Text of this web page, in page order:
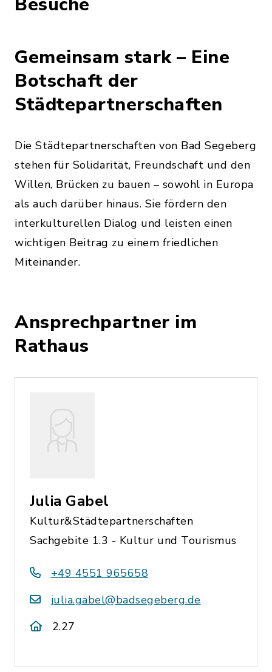
Gemeinsam stark – Eine
Botschaft der
Städtepartnerschaften
Die Städtepartnerschaften von Bad Segeberg
stehen für Solidarität, Freundschaft und den
Willen, Brücken zu bauen – sowohl in Europa
als auch darüber hinaus. Sie fördern den
interkulturellen Dialog und leisten einen
wichtigen Beitrag zu einem friedlichen
Miteinander.
Ansprechpartner im
Rathaus
Julia Gabel
Kultur&Städtepartnerschaften
Sachgebite 1.3 - Kultur und Tourismus
+49 4551 965658
julia.gabel@badsegeberg.de
2.27